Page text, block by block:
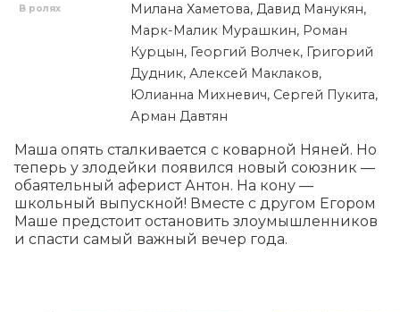
В ролях
Милана Хаметова, Давид Манукян,
Марк-Малик Мурашкин, Роман
Курцын, Георгий Волчек, Григорий
Дудник, Алексей Маклаков,
Юлианна Михневич, Сергей Пукита,
Арман Давтян
Маша опять сталкивается с коварной Няней. Но
теперь у злодейки появился новый союзник —
обаятельный аферист Антон. На кону —
школьный выпускной! Вместе с другом Егором
Маше предстоит остановить злоумышленников
и спасти самый важный вечер года.